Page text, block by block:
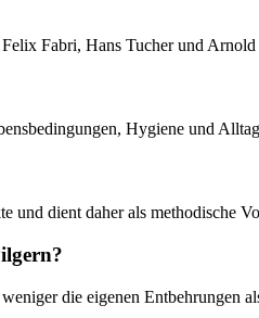
Fabri, Hans Tucher und
Hygiene und
und dient daher als methodische
die eigenen Entbehrungen